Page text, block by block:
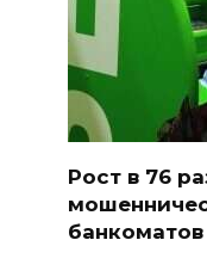
Рост в 76